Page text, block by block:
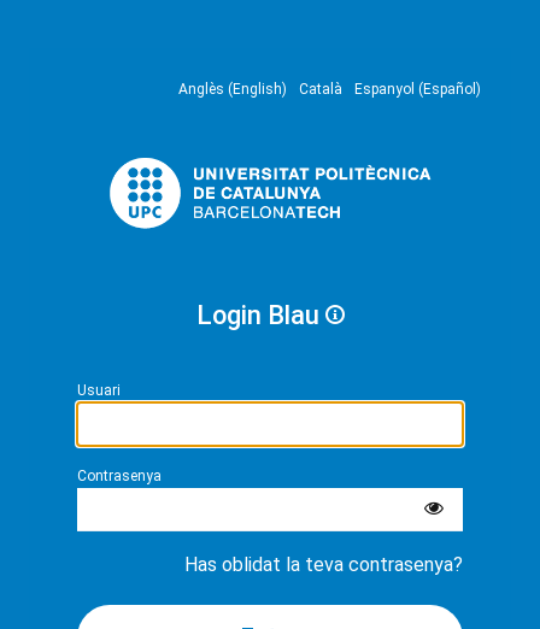
Anglès (English) Català Espanyol (Español)
Login Blau
Usuari
Contrasenya
Has oblidat la teva contrasenya?